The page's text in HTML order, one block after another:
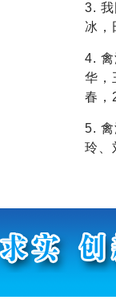
3.
冰，
4.
华，
春，
5.
玲、